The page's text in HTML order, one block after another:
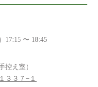
17:15 〜 18:45
控え室）
３３７−１